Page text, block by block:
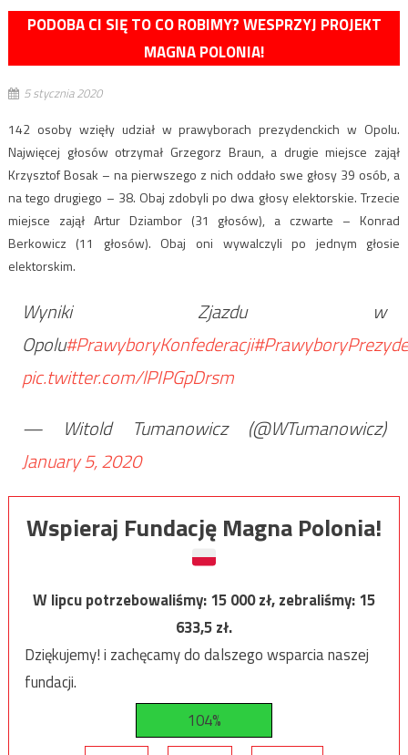
PODOBA CI SIĘ TO CO ROBIMY? WESPRZYJ PROJEKT
MAGNA POLONIA!
5 stycznia 2020
142 osoby wzięły udział w prawyborach prezydenckich w Opolu.
Najwięcej głosów otrzymał Grzegorz Braun, a drugie miejsce zajął
Krzysztof Bosak – na pierwszego z nich oddało swe głosy 39 osób, a
na tego drugiego – 38. Obaj zdobyli po dwa głosy elektorskie. Trzecie
miejsce zajął Artur Dziambor (31 głosów), a czwarte – Konrad
Berkowicz (11 głosów). Obaj oni wywalczyli po jednym głosie
elektorskim.
Wyniki Zjazdu w
Opolu#PrawyboryKonfederacji
pic.twitter.com/lPIPGpDrsm
— Witold Tumanowicz (@WTumanowicz)
January 5, 2020
Wspieraj Fundację Magna Polonia!
W lipcu potrzebowaliśmy:15 000zł, zebraliśmy:15
633,5zł.
Dziękujemy! i zachęcamy do dalszego wsparcia naszej
fundacji.
104%